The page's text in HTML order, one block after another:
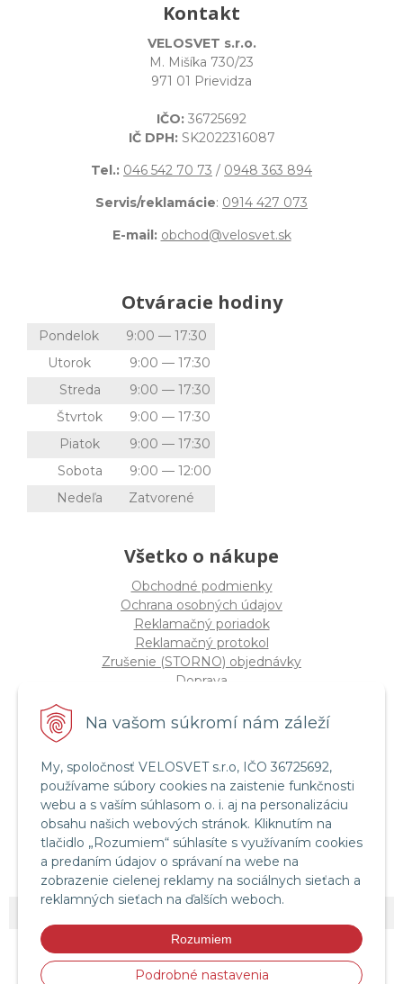
Na vašom súkromí nám záleží
My, spoločnosť VELOSVET s.r.o, IČO 36725692,
používame súbory cookies na zaistenie funkčnosti
webu a s vaším súhlasom o. i. aj na personalizáciu
obsahu našich webových stránok. Kliknutím na
tlačidlo „Rozumiem“ súhlasíte s využívaním cookies
a predaním údajov o správaní na webe na
zobrazenie cielenej reklamy na sociálnych sieťach a
reklamných sieťach na ďalších weboch.
Rozumiem
Podrobné nastavenia
Kontakt
VELOSVET s.r.o.
M. Mišíka 730/23
971 01 Prievidza
IČO: 36725692
IČ DPH: SK2022316087
Tel.: 046 542 70 73 / 0948 363 894
Servis/reklamácie: 0914 427 073
E-mail: obchod@velosvet.sk
Otváracie hodiny
Pondelok
9:00 — 17:30
Utorok
9:00 — 17:30
Streda
9:00 — 17:30
Štvrtok
9:00 — 17:30
Piatok
9:00 — 17:30
Sobota
9:00 — 12:00
Nedeľa
Zatvorené
Všetko o nákupe
Obchodné podmienky
Ochrana osobných údajov
Reklamačný poriadok
Reklamačný protokol
Zrušenie (STORNO) objednávky
Doprava
Štatút súťaže "Vianoce 2025"
Servis a služby
Servis bicyklov a elektrobicyklov
Retül Bike Fit
Instagram Velosvet
Facebook Velosvet